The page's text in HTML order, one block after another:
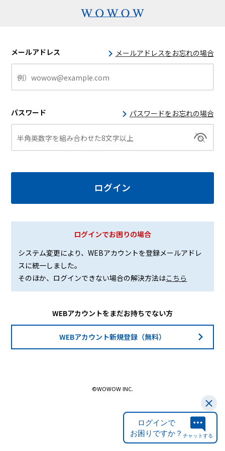
メールアドレス メールアドレスをお忘れの場合
パスワード パスワードをお忘れの場合
ログインでお困りの場合
システム変更により、WEBアカウントを登録メールアドレ
スに統一しました。
そのほか、ログインできない場合の解決方法はこちら
WEBアカウントをまだお持ちでない方
WEBアカウント新規登録（無料）
©WOWOW INC.
ログインで
お困りですか？ チャットする